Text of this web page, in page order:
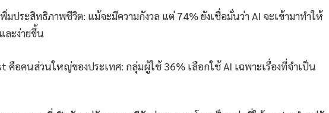
มประสิทธิภาพชีวิต: แม้จะมีความกังวล แต่ 74% ยังเชื่อมั่นว่า AI จะเข้ามาทำให้
ละง่ายขึ้น
คือคนส่วนใหญ่ของประเทศ: กลุ่มผู้ใช้ 36% เลือกใช้ AI เฉพาะเรื่องที่จำเป็น